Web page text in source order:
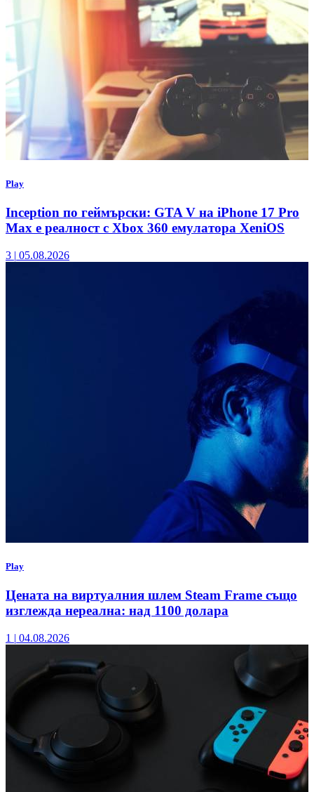
Play
Inception по геймърски: GTA V на iPhone 17 Pro
Max е реалност с Xbox 360 емулатора XeniOS
3 | 05.08.2026
Play
Цената на виртуалния шлем Steam Frame също
изглежда нереална: над 1100 долара
1 | 04.08.2026